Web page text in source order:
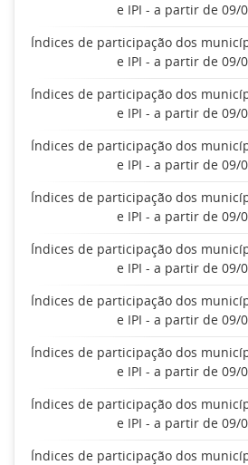
e IPI - a partir de 09/
Índices de participação dos
e IPI - a partir de 09/
Índices de participação dos
e IPI - a partir de 09/
Índices de participação dos
e IPI - a partir de 09/
Índices de participação dos
e IPI - a partir de 09/
Índices de participação dos
e IPI - a partir de 09/
Índices de participação dos
e IPI - a partir de 09/
Índices de participação dos
e IPI - a partir de 09/
Índices de participação dos
e IPI - a partir de 09/
Índices de participação dos